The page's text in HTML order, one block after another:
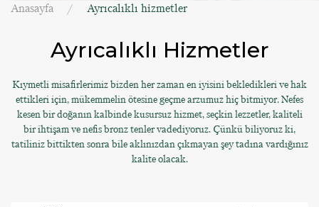
Anasayfa Ayrıcalıklı hizmetler
Ayrıcalıklı Hizmetler
Kıymetli misafirlerimiz bizden her zaman en iyisini bekledikleri ve hak
ettikleri için, mükemmelin ötesine geçme arzumuz hiç bitmiyor. Nefes
kesen bir doğanın kalbinde kusursuz hizmet, seçkin lezzetler, kaliteli
bir ihtişam ve nefis bronz tenler vadediyoruz. Çünkü biliyoruz ki,
tatiliniz bittikten sonra bile aklınızdan çıkmayan şey tadına vardığınız
kalite olacak.